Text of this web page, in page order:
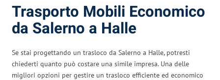
Trasporto Mobili Economico
da Salerno a Halle
Se stai progettando un trasloco da Salerno a Halle, potresti
chiederti quanto può costare una simile impresa. Una delle
migliori opzioni per gestire un trasloco efficiente ed economico